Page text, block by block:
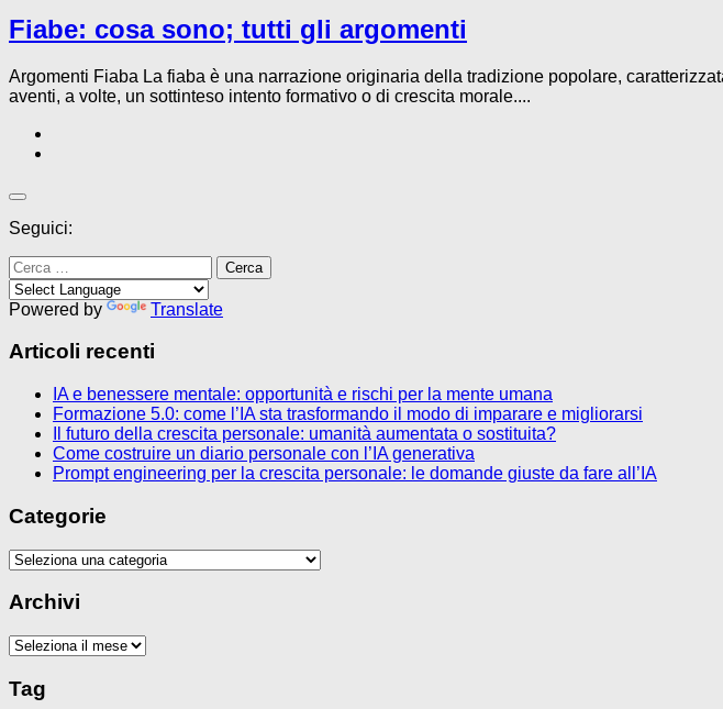
Fiabe: cosa sono; tutti gli argomenti
Argomenti Fiaba La fiaba è una narrazione originaria della tradizione popolare,
aventi, a volte, un sottinteso intento formativo o di crescita morale....
Seguici:
Ricerca
per:
Powered by
Translate
Articoli recenti
IA e benessere mentale: opportunità e rischi per la mente umana
Formazione 5.0: come l’IA sta trasformando il modo di imparare e migliorarsi
Il futuro della crescita personale: umanità aumentata o sostituita?
Come costruire un diario personale con l’IA generativa
Prompt engineering per la crescita personale: le domande giuste da fare all’IA
Categorie
Categorie
Archivi
Archivi
Tag